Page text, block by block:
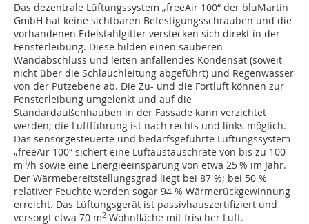
Das dezentrale Lüftungssystem „freeAir 100“ der bluMartin
GmbH hat keine sichtbaren Befestigungsschrauben und die
vorhandenen Edelstahlgitter verstecken sich direkt in der
Fensterleibung. Diese bilden einen sauberen
Wandabschluss und leiten anfallendes Kondensat (soweit
nicht über die Schlauchleitung abgeführt) und Regenwasser
von der Putz­ebene ab. Die Zu- und die Fortluft können zur
Fensterleibung umgelenkt und auf die
Standardaußenhauben in der Fassade kann verzichtet
werden; die Luftführung ist nach rechts und links möglich.
Das sensorgesteuerte und bedarfsgeführte Lüftungssystem
„freeAir 100“ sichert eine Luftaustauschrate von bis zu 100
m3/h sowie eine Energieeinsparung von etwa 25 % im Jahr.
Der Wärmebereitstellungsgrad liegt bei 87 %; bei 50 %
relativer Feuchte werden sogar 94 % Wärmerückgewinnung
erreicht. Das Lüftungsgerät ist passivhauszertifiziert und
versorgt etwa 70 m2 Wohnfläche mit frischer Luft.